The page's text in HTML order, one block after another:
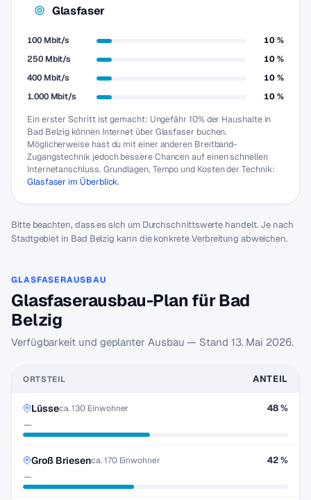
Glasfaser
100 Mbit/s
10 %
250 Mbit/s
10 %
400 Mbit/s
10 %
1.000 Mbit/s
10 %
Ein erster Schritt ist gemacht: Ungefähr 10% der Haushalte in
Bad Belzig können Internet über Glasfaser buchen.
Möglicherweise hast du mit einer anderen Breitband-
Zugangstechnik jedoch bessere Chancen auf einen schnellen
Internetanschluss. Grundlagen, Tempo und Kosten der Technik:
Glasfaser im Überblick.
Bitte beachten, dass es sich um Durchschnittswerte handelt. Je nach
Stadtgebiet in Bad Belzig kann die konkrete Verbreitung abweichen.
GLASFASERAUSBAU
Glasfaserausbau-Plan für Bad
Belzig
Verfügbarkeit und geplanter Ausbau — Stand 13. Mai 2026.
ORTSTEIL ANTEIL
Lüsseca. 130 Einwohner
—
48 %
Groß Briesenca. 170 Einwohner
—
42 %